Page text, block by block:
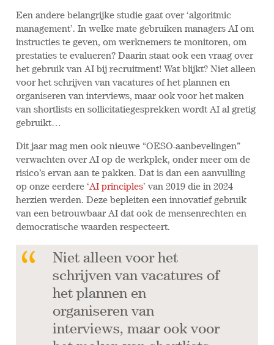
Een andere belangrijke studie gaat over ‘algoritmic
management’. In welke mate gebruiken managers AI om
instructies te geven, om werknemers te monitoren, om
prestaties te evalueren? Daarin staat ook een vraag over
het gebruik van AI bij recruitment! Wat blijkt? Niet alleen
voor het schrijven van vacatures of het plannen en
organiseren van interviews, maar ook voor het maken
van shortlists en sollicitatiegesprekken wordt AI al gretig
gebruikt…
Dit jaar mag men ook nieuwe “OESO-aanbevelingen”
verwachten over AI op de werkplek, onder meer om de
risico’s ervan aan te pakken. Dat is dan een aanvulling
op onze eerdere ‘AI principles’ van 2019 die in 2024
herzien werden. Deze bepleiten een innovatief gebruik
van een betrouwbaar AI dat ook de mensenrechten en
democratische waarden respecteert.
Niet alleen voor het
schrijven van vacatures of
het plannen en
organiseren van
interviews, maar ook voor